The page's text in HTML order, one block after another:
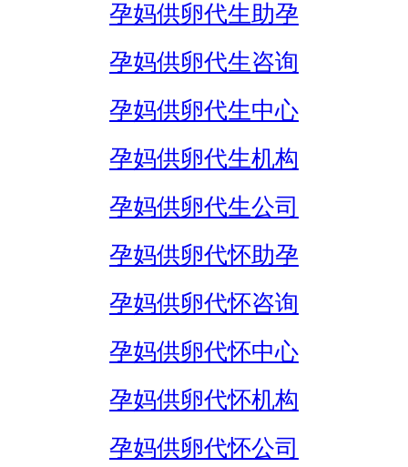
孕妈供卵代生助孕
孕妈供卵代生咨询
孕妈供卵代生中心
孕妈供卵代生机构
孕妈供卵代生公司
孕妈供卵代怀助孕
孕妈供卵代怀咨询
孕妈供卵代怀中心
孕妈供卵代怀机构
孕妈供卵代怀公司